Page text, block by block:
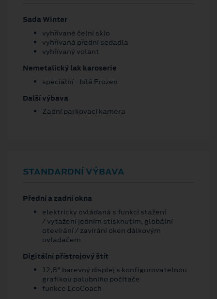
Sada Winter
vyhřívané čelní sklo
vyhřívaná přední sedadla
vyhřívaný volant
Nemetalický lak karoserie
speciální - bílá Frozen
Další výbava
Zadní parkovací kamera
STANDARDNÍ VÝBAVA
Přední a zadní okna
elektricky ovládaná s funkcí stažení
/ vytažení jedním stisknutím, globální
otevírání / zavírání oken dálkovým
ovladačem
Digitální přístrojový štít
12,8" barevný displej s konfigurovatelnou
grafikou palubního počítače
funkce EcoCoach